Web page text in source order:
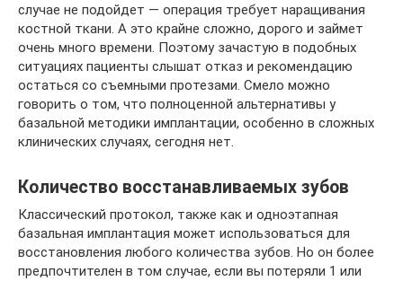
случае не подойдет — операция требует наращивания
костной ткани. А это крайне сложно, дорого и займет
очень много времени. Поэтому зачастую в подобных
ситуациях пациенты слышат отказ и рекомендацию
остаться со съемными протезами. Смело можно
говорить о том, что полноценной альтернативы у
базальной методики имплантации, особенно в сложных
клинических случаях, сегодня нет.
Количество восстанавливаемых зубов
Классический протокол, также как и одноэтапная
базальная имплантация может использоваться для
восстановления любого количества зубов. Но он более
предпочтителен в том случае, если вы потеряли 1 или